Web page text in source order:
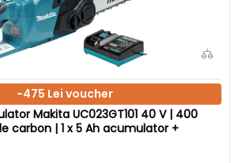
-475 Lei voucher
Makita UC023GT101 40 V | 400
carbon | 1 x 5 Ah acumulator +